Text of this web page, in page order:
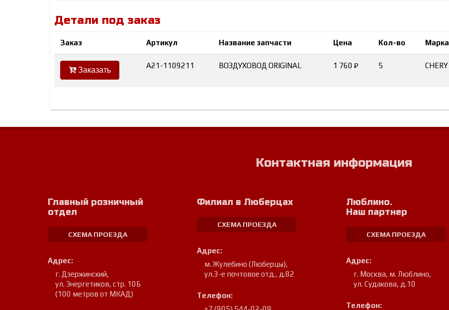
Детали под заказ
Заказ Артикул Название запчасти Цена Кол-во Марка
Заказать
A21-1109211 ВОЗДУХОВОД ORIGINAL 1 760 ₽ 5 CHERY
Контактная информация
Главный розничный
отдел
СХЕМА ПРОЕЗДА
Адрес:
г. Дзержинский,
ул. Энергетиков, стр. 10Б
(100 метров от МКАД)
Филиал в Люберцах
СХЕМА ПРОЕЗДА
Адрес:
м. Жулебино (Люберцы),
ул.3-е почтовое отд., д.82
Телефон:
Люблино.
Наш партнер
СХЕМА ПРОЕЗДА
Адрес:
г. Москва, м. Люблино,
ул. Судакова, д.10
Телефон: